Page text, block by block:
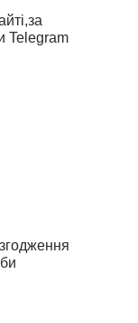
Telegram